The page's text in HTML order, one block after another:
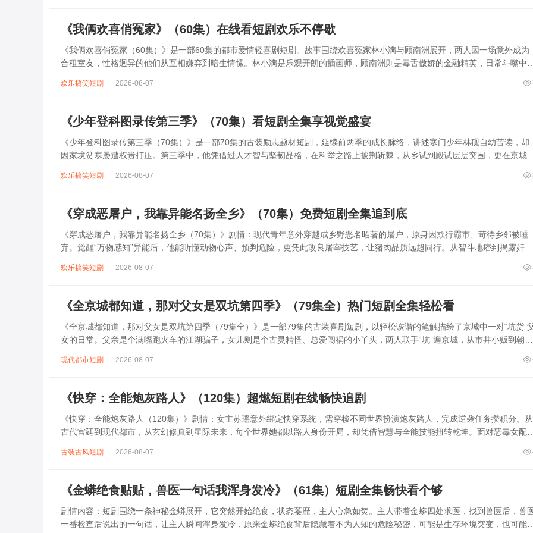
《我俩欢喜俏冤家》（60集）在线看短剧欢乐不停歇
《我俩欢喜俏冤家（60集）》是一部60集的都市爱情轻喜剧短剧。故事围绕欢喜冤家林小满与顾南洲展开，两人因一场意外成为
合租室友，性格迥异的他们从互相嫌弃到暗生情愫。林小满是乐观开朗的插画师，顾南洲则是毒舌傲娇的金融精英，日常斗嘴中碰
欢乐搞笑短剧 2026-08-07
《少年登科图录传第三季》（70集）看短剧全集享视觉盛宴
《少年登科图录传第三季（70集）》是一部70集的古装励志题材短剧，延续前两季的成长脉络，讲述寒门少年林砚自幼苦读，却
因家境贫寒屡遭权贵打压。第三季中，他凭借过人才智与坚韧品格，在科举之路上披荆斩棘，从乡试到殿试层层突围，更在京城结
欢乐搞笑短剧 2026-08-07
《穿成恶屠户，我靠异能名扬全乡》（70集）免费短剧全集追到底
《穿成恶屠户，我靠异能名扬全乡（70集）》剧情：现代青年意外穿越成乡野恶名昭著的屠户，原身因欺行霸市、苛待乡邻被唾
弃。觉醒“万物感知”异能后，他能听懂动物心声、预判危险，更凭此改良屠宰技艺，让猪肉品质远超同行。从智斗地痞到揭露奸商
欢乐搞笑短剧 2026-08-07
《全京城都知道，那对父女是双坑第四季》（79集全）热门短剧全集轻松看
《全京城都知道，那对父女是双坑第四季（79集全）》是一部79集的古装喜剧短剧，以轻松诙谐的笔触描绘了京城中一对“坑货”
女的日常。父亲是个满嘴跑火车的江湖骗子，女儿则是个古灵精怪、总爱闯祸的小丫头，两人联手“坑”遍京城，从市井小贩到朝堂
现代都市短剧 2026-08-07
《快穿：全能炮灰路人》（120集）超燃短剧在线畅快追剧
《快穿：全能炮灰路人（120集）》剧情：女主苏瑶意外绑定快穿系统，需穿梭不同世界扮演炮灰路人，完成逆袭任务攒积分。从
古代宫廷到现代都市，从玄幻修真到星际未来，每个世界她都以路人身份开局，却凭借智慧与全能技能扭转乾坤。面对恶毒女配的
古装古风短剧 2026-08-07
《金蟒绝食贴贴，兽医一句话我浑身发冷》（61集）短剧全集畅快看个够
剧情内容：短剧围绕一条神秘金蟒展开，它突然开始绝食，状态萎靡，主人心急如焚。主人带着金蟒四处求医，找到兽医后，兽
一番检查后说出的一句话，让主人瞬间浑身发冷，原来金蟒绝食背后隐藏着不为人知的危险秘密，可能是生存环境突变，也可能是